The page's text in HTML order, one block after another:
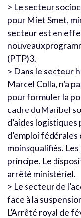
> Le secteur
pour Miet Smet,
secteur est en
(PTP)3.
> Dans le secteur
Marcel Colla, n’a
pour formuler la
cadre duMaribel
d’aides
d’emploi
moinsqualifiés.
principe. Le
arrêté ministériel.
> Le secteur de
face à la
L’Arrêté royal de